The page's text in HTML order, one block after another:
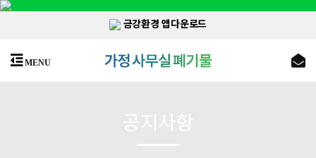
금강환경 앱다운로드
MENU